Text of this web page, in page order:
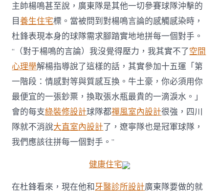
主帥楊鳴甚至說，廣東隊是其他一切參賽球隊沖擊的
目養生住宅標。當被問到對楊鳴言論的感觸感染時，
杜鋒表現本身的球隊需求腳踏實地地拼每一個對手。
“（對于楊鳴的言論）我沒覺得壓力，我其實不了空間
心理學解楊指導說了這樣的話，其實參加十五運「第
一階段：情感對等與質感互換。牛土豪，你必須用你
最便宜的一張鈔票，換取張水瓶最貴的一滴淚水。」
會的每支綠裝修設計球隊都禪風室內設計很強，四川
隊就不消說大直室內設計了，遼寧隊也是冠軍球隊，
我們應該往拼每一個對手。”
健康住宅
在杜鋒看來，現在他和牙醫診所設計廣東隊要做的就